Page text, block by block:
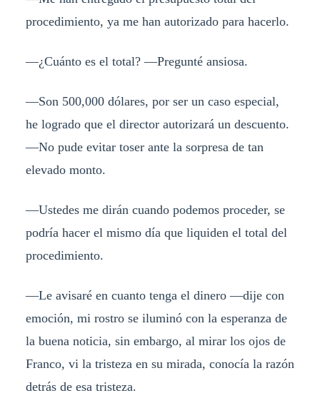
procedimiento, ya me han autorizado para hacerlo.
—¿Cuánto es el total? —Pregunté ansiosa.
—Son 500,000 dólares, por ser un caso especial,
he logrado que el director autorizará un descuento.
—No pude evitar toser ante la sorpresa de tan
elevado monto.
—Ustedes me dirán cuando podemos proceder, se
podría hacer el mismo día que liquiden el total del
procedimiento.
—Le avisaré en cuanto tenga el dinero —dije con
emoción, mi rostro se iluminó con la esperanza de
la buena noticia, sin embargo, al mirar los ojos de
Franco, vi la tristeza en su mirada, conocía la razón
detrás de esa tristeza.